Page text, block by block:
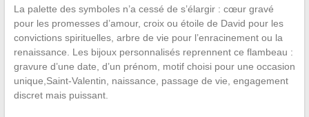
La palette des symboles n’a cessé de s’élargir : cœur gravé
pour les promesses d’amour, croix ou étoile de David pour les
convictions spirituelles, arbre de vie pour l’enracinement ou la
renaissance. Les bijoux personnalisés reprennent ce flambeau :
gravure d’une date, d’un prénom, motif choisi pour une occasion
unique,Saint-Valentin, naissance, passage de vie, engagement
discret mais puissant.